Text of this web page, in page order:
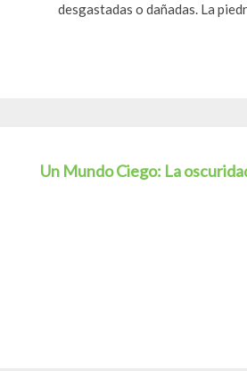
desgastadas o dañadas. La
Un Mundo Ciego: La